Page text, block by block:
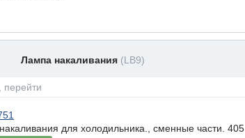
Лампа накаливания (LB9)
, перейти
для холодильника., сменные части. 405